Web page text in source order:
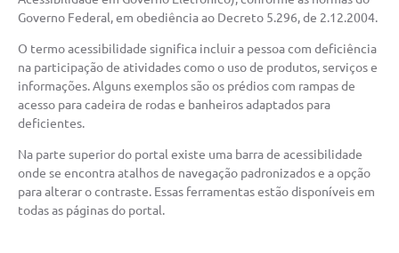
Governo Federal, em obediência ao Decreto 5.296, de 2.12.2004.
O termo acessibilidade significa incluir a pessoa com deficiência
na participação de atividades como o uso de produtos, serviços e
informações. Alguns exemplos são os prédios com rampas de
acesso para cadeira de rodas e banheiros adaptados para
deficientes.
Na parte superior do portal existe uma barra de acessibilidade
onde se encontra atalhos de navegação padronizados e a opção
para alterar o contraste. Essas ferramentas estão disponíveis em
todas as páginas do portal.